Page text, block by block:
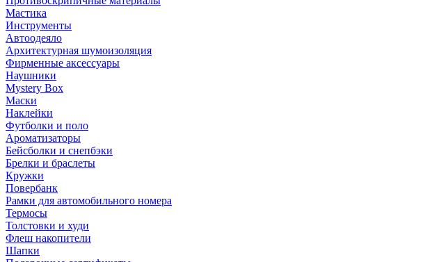
Мастика
Инструменты
Автоодеяло
Архитектурная шумоизоляция
Фирменные аксессуары
Наушники
Mystery Box
Маски
Наклейки
Футболки и поло
Ароматизаторы
Бейсболки и снепбэки
Брелки и браслеты
Кружки
Повербанк
Рамки для автомобильного номера
Термосы
Толстовки и худи
Флеш накопители
Шапки